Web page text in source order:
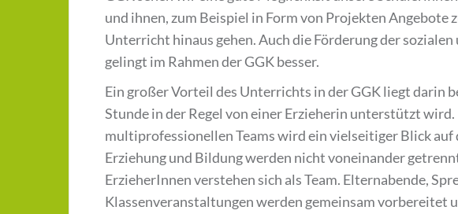
und ihnen, zum Beispiel in Form von Projekten Angebote
Unterricht hinaus gehen. Auch die Förderung der
gelingt im Rahmen der GGK besser.
Ein großer Vorteil des Unterrichts in der GGK liegt darin
Stunde in der Regel von einer Erzieherin unterstützt
multiprofessionellen Teams wird ein vielseitiger Blick
Erziehung und Bildung werden nicht voneinander
ErzieherInnen verstehen sich als Team. Elternabende,
Klassenveranstaltungen werden gemeinsam vorbereitet